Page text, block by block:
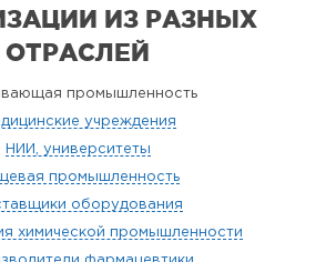
ИЗ РАЗНЫХ
ОТРАСЛЕЙ
промышленность
учреждения
НИИ, университеты
промышленность
оборудования
химической промышленности